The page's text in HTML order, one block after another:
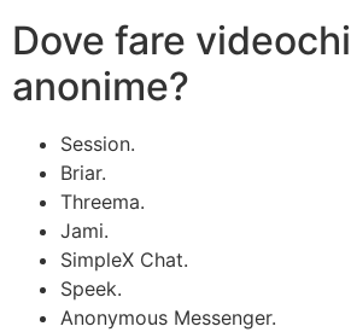
Dove fare
anonime?
Session.
Briar.
Threema.
Jami.
SimpleX Chat.
Speek.
Anonymous Messenger.